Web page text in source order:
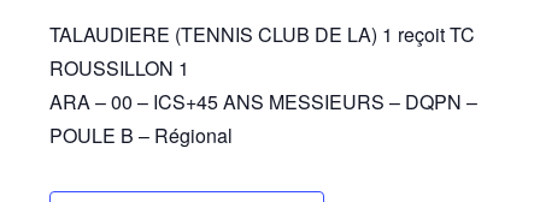
TALAUDIERE (TENNIS CLUB DE LA) 1 reçoit TC
ROUSSILLON 1
ARA – 00 – ICS+45 ANS MESSIEURS – DQPN –
POULE B – Régional